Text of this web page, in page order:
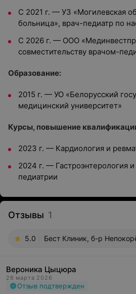
С 2021 г. — УЗ «Могилевская
больница», врач-педиатр по
С 2026 г. — ООО
совместительству врачом-
Образование:
2015 г. — УО «Белорусский
медицинский университет»
Курсы, повышение
2023 г. — Кардиология и
2024 г. — Гастроэнтерология
педиатрии
Отзывы 1
5.0 Бест Клиник, б-р
Вероника Цыцюра
26 марта 2026
Отзыв подтвержден